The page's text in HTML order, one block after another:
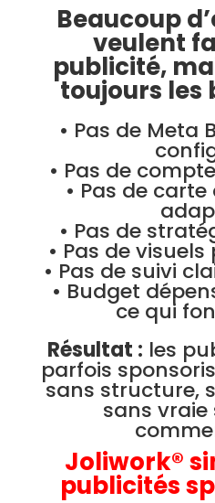
Beaucoup
veulent
publicité,
toujours les
• Pas de Meta
• Pas de
• Pas de
• Pas de
• Pas de
• Pas de suivi
• Budget
ce qui
Résultat : les
parfois
sans structure,
sans
Joliwork®
publicités